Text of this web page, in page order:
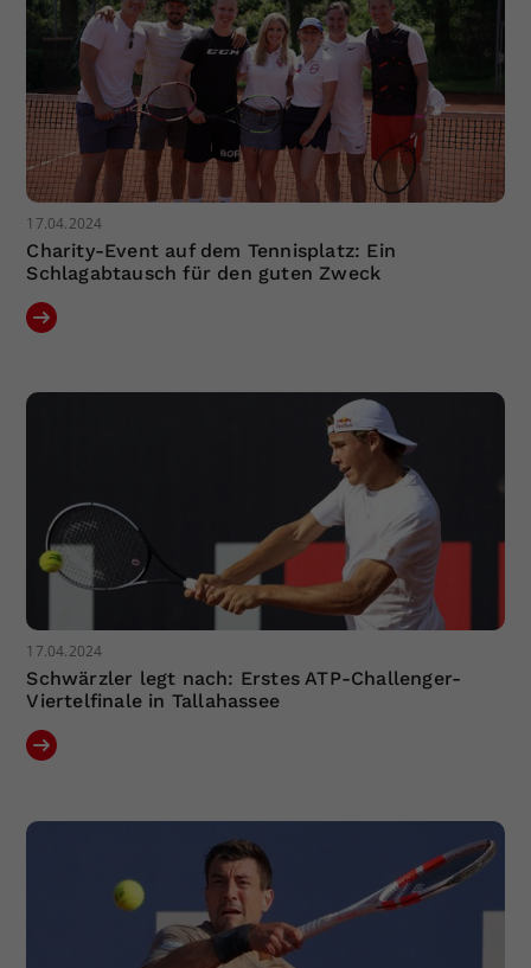
17.04.2024
Charity-Event auf dem Tennisplatz: Ein
Schlagabtausch für den guten Zweck
17.04.2024
Schwärzler legt nach: Erstes ATP-Challenger-
Viertelfinale in Tallahassee